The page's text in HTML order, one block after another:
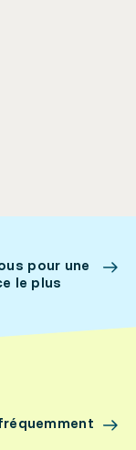
pour une
le plus